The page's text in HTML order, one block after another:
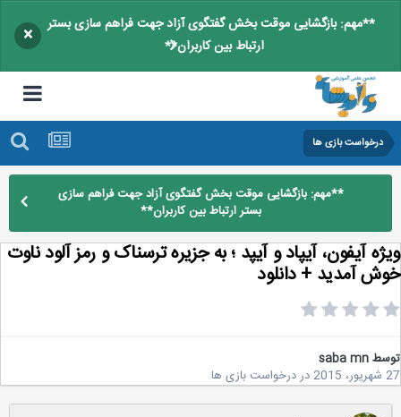
**مهم: بازگشایی موقت بخش گفتگوی آزاد جهت فراهم سازی بستر
ارتباط بین کاربران**
×
درخواست بازی ها
**مهم: بازگشایی موقت بخش گفتگوی آزاد جهت فراهم سازی
بستر ارتباط بین کاربران**
آیفون، آیپاد و آیپد ؛ به جزیره ترسناک و رمز آلود ناوت
آمدید + دانلود
saba mn
دردرخواست بازی ها